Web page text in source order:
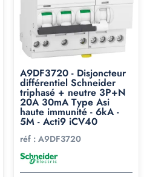
A9DF3720 - Disjoncteur
différentiel Schneider
triphasé + neutre 3P+N
20A 30mA Type Asi
haute immunité - 6kA -
5M - Acti9 iCV40
réf : A9DF3720